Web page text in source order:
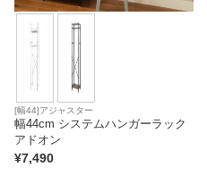
[幅44]アジャスター
幅44cm システムハンガーラック
アドオン
¥7,490